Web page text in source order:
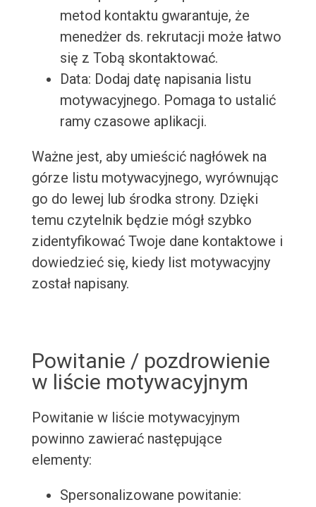
metod kontaktu gwarantuje, że
menedżer ds. rekrutacji może łatwo
się z Tobą skontaktować.
Data: Dodaj datę napisania listu
motywacyjnego. Pomaga to ustalić
ramy czasowe aplikacji.
Ważne jest, aby umieścić nagłówek na
górze listu motywacyjnego, wyrównując
go do lewej lub środka strony. Dzięki
temu czytelnik będzie mógł szybko
zidentyfikować Twoje dane kontaktowe i
dowiedzieć się, kiedy list motywacyjny
został napisany.
Powitanie / pozdrowienie
w liście motywacyjnym
Powitanie w liście motywacyjnym
powinno zawierać następujące
elementy:
Spersonalizowane powitanie: